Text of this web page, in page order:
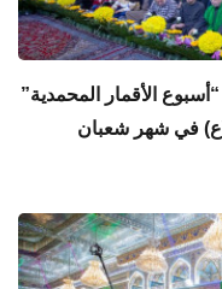
الأقمار المحمدية”
(ع) في شهر شعبان